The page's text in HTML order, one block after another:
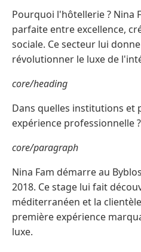
Pourquoi l'hôtellerie ? Nina
parfaite entre excellence,
sociale. Ce secteur lui
révolutionner le luxe de
core/heading
Dans quelles institutions et
expérience professionnelle ?
core/paragraph
Nina Fam démarre au
2018. Ce stage lui fait
méditerranéen et la
première expérience
luxe.